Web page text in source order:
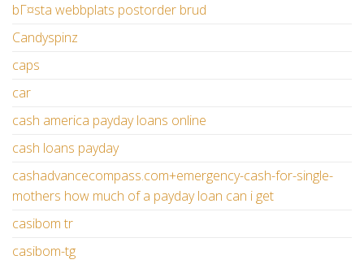
bГ¤sta webbplats postorder brud
Candyspinz
caps
car
cash america payday loans online
cash loans payday
cashadvancecompass.com+emergency-cash-for-single-
mothers how much of a payday loan can i get
casibom tr
casibom-tg